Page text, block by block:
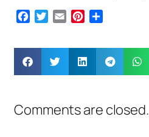
Facebook
Twitter
Email Pinterest
Comments are closed.